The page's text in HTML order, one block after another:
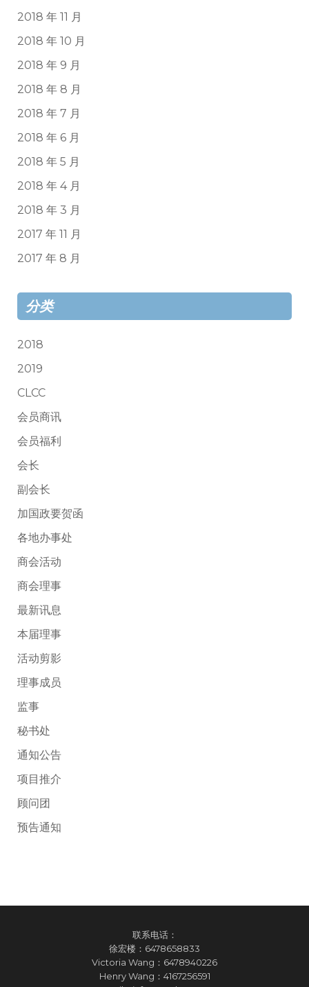
2018 年 11 月
2018 年 10 月
2018 年 9 月
2018 年 8 月
2018 年 7 月
2018 年 6 月
2018 年 5 月
2018 年 4 月
2018 年 3 月
2017 年 11 月
2017 年 8 月
分类
2018
2019
CLCC
会员商讯
会员福利
会长
副会长
加国政要贺函
各地办事处
商会活动
商会理事
最新讯息
本届理事
活动剪影
理事成员
监事
秘书处
通知公告
项目推介
顾问团
预告通知
联系电话：
徐宏楼： 6478658833
Victoria Wang： 6478940226
Henry Wang： 4167256591